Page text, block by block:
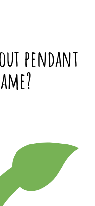
pendant